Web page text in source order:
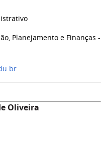
Planejamento e Finanças -
Oliveira